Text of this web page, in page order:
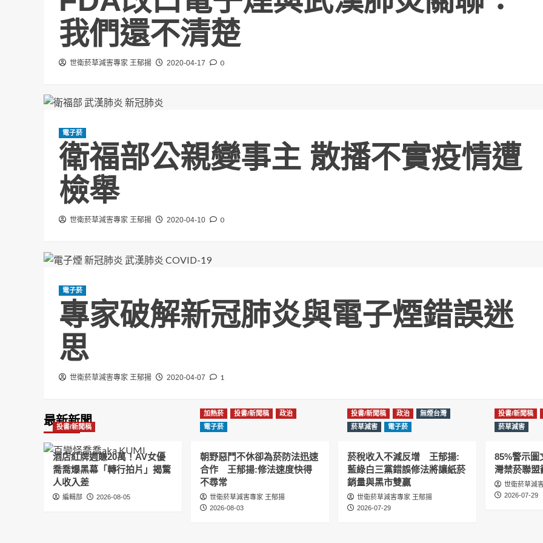
我們還不清楚
世衛菸草減害專家 王郁揚 2020-04-17 0
電子菸
衛福部公親變事主 散播不實疫情遭
檢舉
世衛菸草減害專家 王郁揚 2020-04-10 0
電子菸
專家破解新冠肺炎與電子煙錯誤迷
思
世衛菸草減害專家 王郁揚 2020-04-07 1
最新新聞
投書/新聞稿
酒店紅牌週賺20萬！AV女優
喬喬爆黑幕「轉行拍片」揭驚
人收入差
編輯部 2026-08-05
加熱菸 投書/新聞稿
政治
電子菸
朝野惡鬥不休卻為菸防法迅速
合作 王郁揚:修法速度快得
不尋常
世衛菸草減害專家 王郁揚
2026-08-03
投書/新聞稿 政治
無煙台灣
菸草減害
電子菸
菸稅收入不減反增 王郁揚:
藍綠白三黨錯誤修法將讓紙菸
銷量與黑市雙贏
世衛菸草減害專家 王郁揚
2026-07-29
投書/新聞稿
菸草減害
85%警示
灣禁菸聯盟
世衛菸草減
2026-07-29